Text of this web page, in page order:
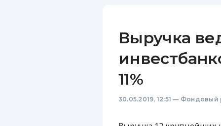
Выручка
11%
30.05.2019, 12:51 — Фондовый